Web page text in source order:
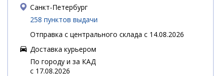
Санкт-Петербург
258 пунктов выдачи
Отправка с центрального склада с 14.08.2026
Доставка курьером
По городу и за КАД
c 17.08.2026